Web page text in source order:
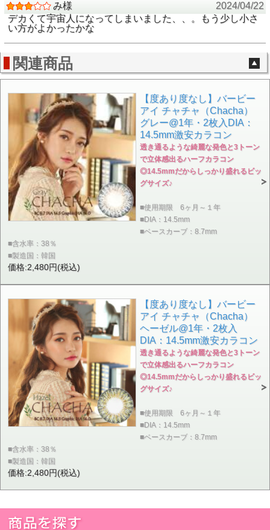
み様
2024/04/22
デカくて宇宙人になってしまいました、、。もう少し小さ
い方がよかったかな
関連商品
【度あり度なし】バービー
アイ チャチャ（Chacha）
グレー@1年・2枚入DIA：
14.5mm激安カラコン
透き通るような綺麗な発色と3トーン
で立体感出るハーフカラコン
◎14.5mmだからしっかり盛れるビッ
グサイズ♪
■使用期限 6ヶ月～１年
■DIA：14.5mm
■ベースカーブ：8.7mm
■含水率：38％
■製造国：韓国
価格:2,480円(税込)
【度あり度なし】バービー
アイ チャチャ（Chacha）
ヘーゼル@1年・2枚入
DIA：14.5mm激安カラコン
透き通るような綺麗な発色と3トーン
で立体感出るハーフカラコン
◎14.5mmだからしっかり盛れるビッ
グサイズ♪
■使用期限 6ヶ月～１年
■DIA：14.5mm
■ベースカーブ：8.7mm
■含水率：38％
■製造国：韓国
価格:2,480円(税込)